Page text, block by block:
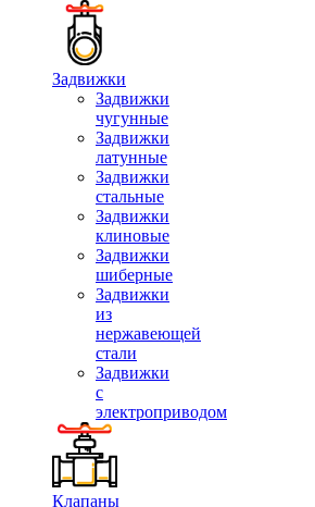
Задвижки
Задвижки
чугунные
Задвижки
латунные
Задвижки
стальные
Задвижки
клиновые
Задвижки
шиберные
Задвижки
из
нержавеющей
стали
Задвижки
с
электроприводом
Клапаны